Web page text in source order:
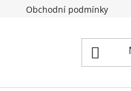
Obchodní podmínky